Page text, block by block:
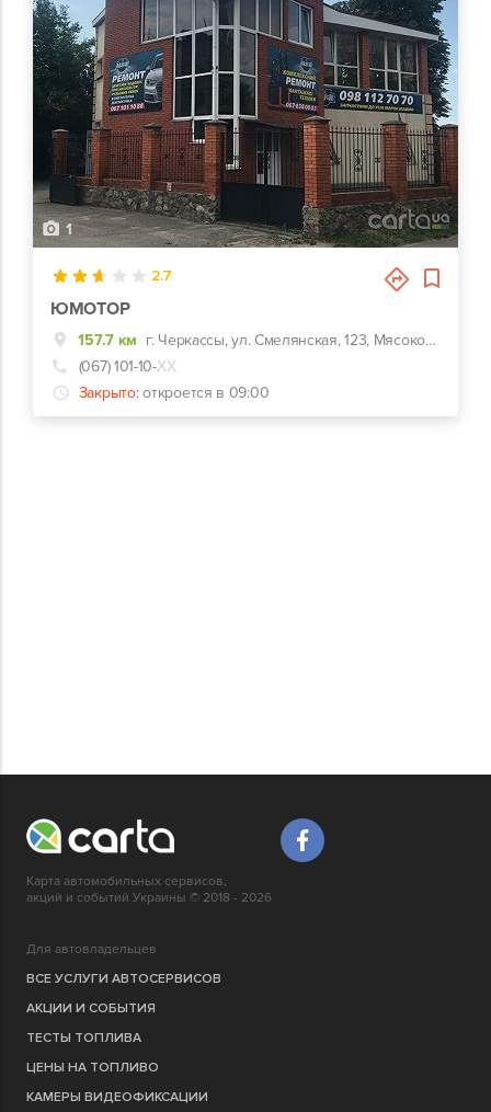
1
2.7
ЮМОТОР
157.7 км
г. Черкассы, ул. Смелянская, 123, Мясокомбинат,жк Андора
(067) 101-10-ХХ
Закрыто: откроется в 09:00
Карта автомобильных сервисов,
акций и событий Украины © 2018 - 2026
Для автовладельцев
ВСЕ УСЛУГИ АВТОСЕРВИСОВ
АКЦИИ И СОБЫТИЯ
ТЕСТЫ ТОПЛИВА
ЦЕНЫ НА ТОПЛИВО
КАМЕРЫ ВИДЕОФИКСАЦИИ